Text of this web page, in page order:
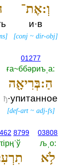
וְ:אֶת־
и·в
[conj ~dir-obj]
]
01277
ға~ббәриъˌа:‎
הַ:בְּרִיאָ֖ה
ђ·упитанное
[def-art~ adj-fs]
03808
љˌо:‎
לֹ֥א
8799
τiрңˈў